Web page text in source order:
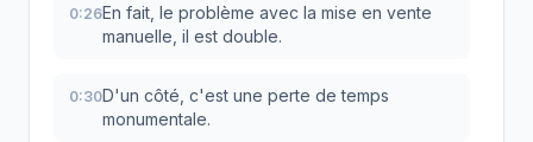
0:26En fait, le problème avec la mise en vente
manuelle, il est double.
0:30D'un côté, c'est une perte de temps
monumentale.